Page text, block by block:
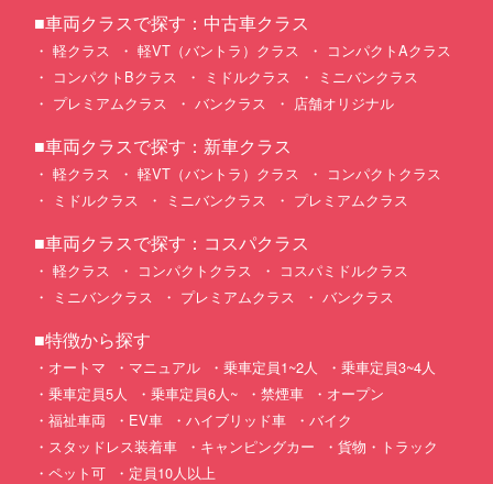
■車両クラスで探す：中古車クラス
軽クラス 軽VT（バントラ）クラス
コンパクトAクラス
コンパクトBクラス
ミドルクラス
ミニバンクラス
プレミアムクラス
バンクラス 店舗オリジナル
■車両クラスで探す：新車クラス
軽クラス 軽VT（バントラ）クラス
コンパクトクラス
ミドルクラス
ミニバンクラス プレミアムクラス
■車両クラスで探す：コスパクラス
軽クラス コンパクトクラス
コスパミドルクラス
ミニバンクラス
プレミアムクラス バンクラス
■特徴から探す
オートマ マニュアル 乗車定員1~2人
乗車定員3~4人
乗車定員5人
乗車定員6人~ 禁煙車
オープン
福祉車両
EV車 ハイブリッド車
バイク
スタッドレス装着車
キャンピングカー
貨物・トラック
ペット可
定員10人以上